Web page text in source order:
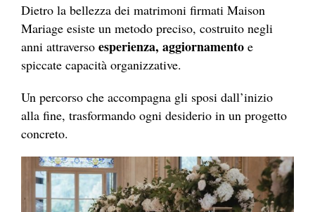
Dietro la bellezza dei matrimoni firmati Maison
Mariage esiste un metodo preciso, costruito negli
anni attraverso esperienza, aggiornamento e
spiccate capacità organizzative.
Un percorso che accompagna gli sposi dall’inizio
alla fine, trasformando ogni desiderio in un progetto
concreto.